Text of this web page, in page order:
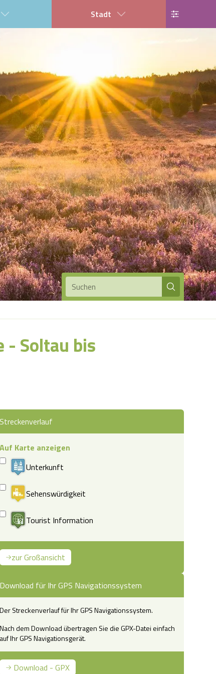
Stadt
Suchen
- Soltau bis
Lüneburger Heide
Streckenverlauf
Auf Karte anzeigen
Unterkunft
Sehenswürdigkeit
Tourist Information
zur Großansicht
Download für Ihr GPS Navigationssystem
Der Streckenverlauf für Ihr GPS Navigationssystem.
Nach dem Download übertragen Sie die GPX-Datei einfach
auf Ihr GPS Navigationsgerät.
Download - GPX